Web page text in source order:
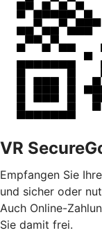
VR
Empfangen Sie
und sicher oder
Auch Online-
Sie damit frei.